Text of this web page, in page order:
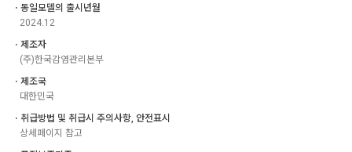
ㆍ동일모델의 출시년월
2024.12
ㆍ제조자
(주)한국감염관리본부
ㆍ제조국
대한민국
ㆍ취급방법 및 취급시 주의사항, 안전표시
상세페이지 참고